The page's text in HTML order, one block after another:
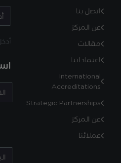
اتصل بنا
عن المركز
مقالات
اعتماداتنا
International
Accreditations
Strategic Partnerships
عن المركز
عملائنا
أدخل